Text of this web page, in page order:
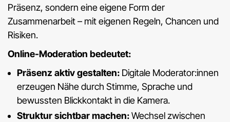
Präsenz, sondern eine eigene Form der
Zusammenarbeit – mit eigenen Regeln, Chancen und
Risiken.
Online-Moderation bedeutet:
Präsenz aktiv gestalten: Digitale Moderator:innen
erzeugen Nähe durch Stimme, Sprache und
bewussten Blickkontakt in die Kamera.
Struktur sichtbar machen:Wechsel zwischen